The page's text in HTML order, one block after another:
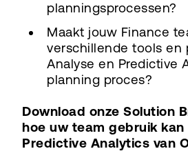
planningsprocessen?
Maakt jouw Finance
verschillende tools en
Analyse en Predictive
planning proces?
Download onze Solution
hoe uw team gebruik kan
Predictive Analytics van